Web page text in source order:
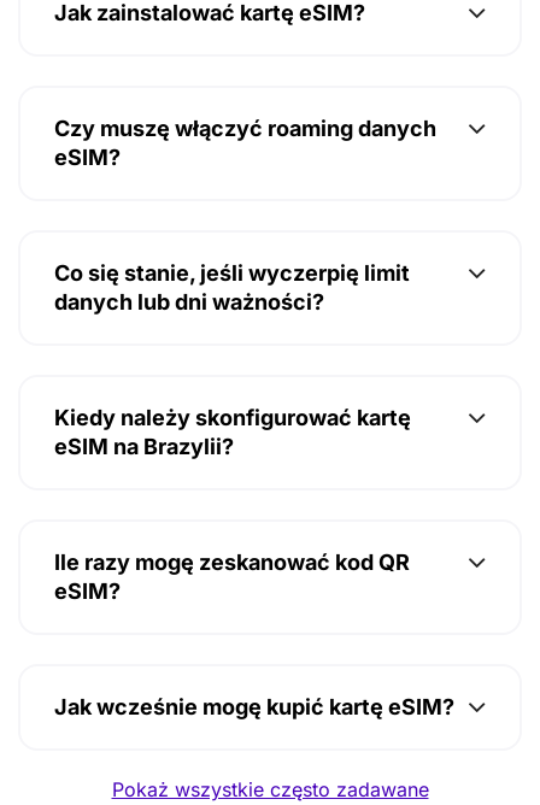
Jak zainstalować kartę eSIM?
Czy muszę włączyć roaming danych
eSIM?
Co się stanie, jeśli wyczerpię limit
danych lub dni ważności?
Kiedy należy skonfigurować kartę
eSIM na Brazylii?
Ile razy mogę zeskanować kod QR
eSIM?
Jak wcześnie mogę kupić kartę eSIM?
Pokaż wszystkie często zadawane